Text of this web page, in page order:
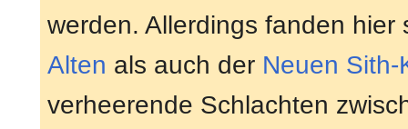
werden. Allerdings fanden hier
Alten als auch der Neuen Sith-
verheerende Schlachten